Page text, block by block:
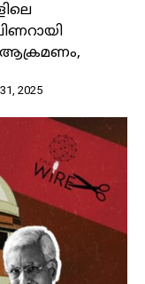
ആക്രമണം,
2025